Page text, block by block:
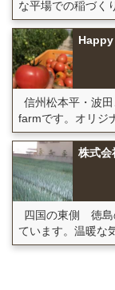
な平場での稲づく
信州松本平・波
farmです。オリジ
株式
四国の東側 徳島
ています。温暖な